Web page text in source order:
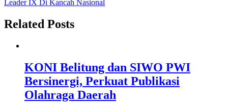
Leader IX Di Kancah Nasional
Related Posts
KONI Belitung dan SIWO PWI
Bersinergi, Perkuat Publikasi
Olahraga Daerah